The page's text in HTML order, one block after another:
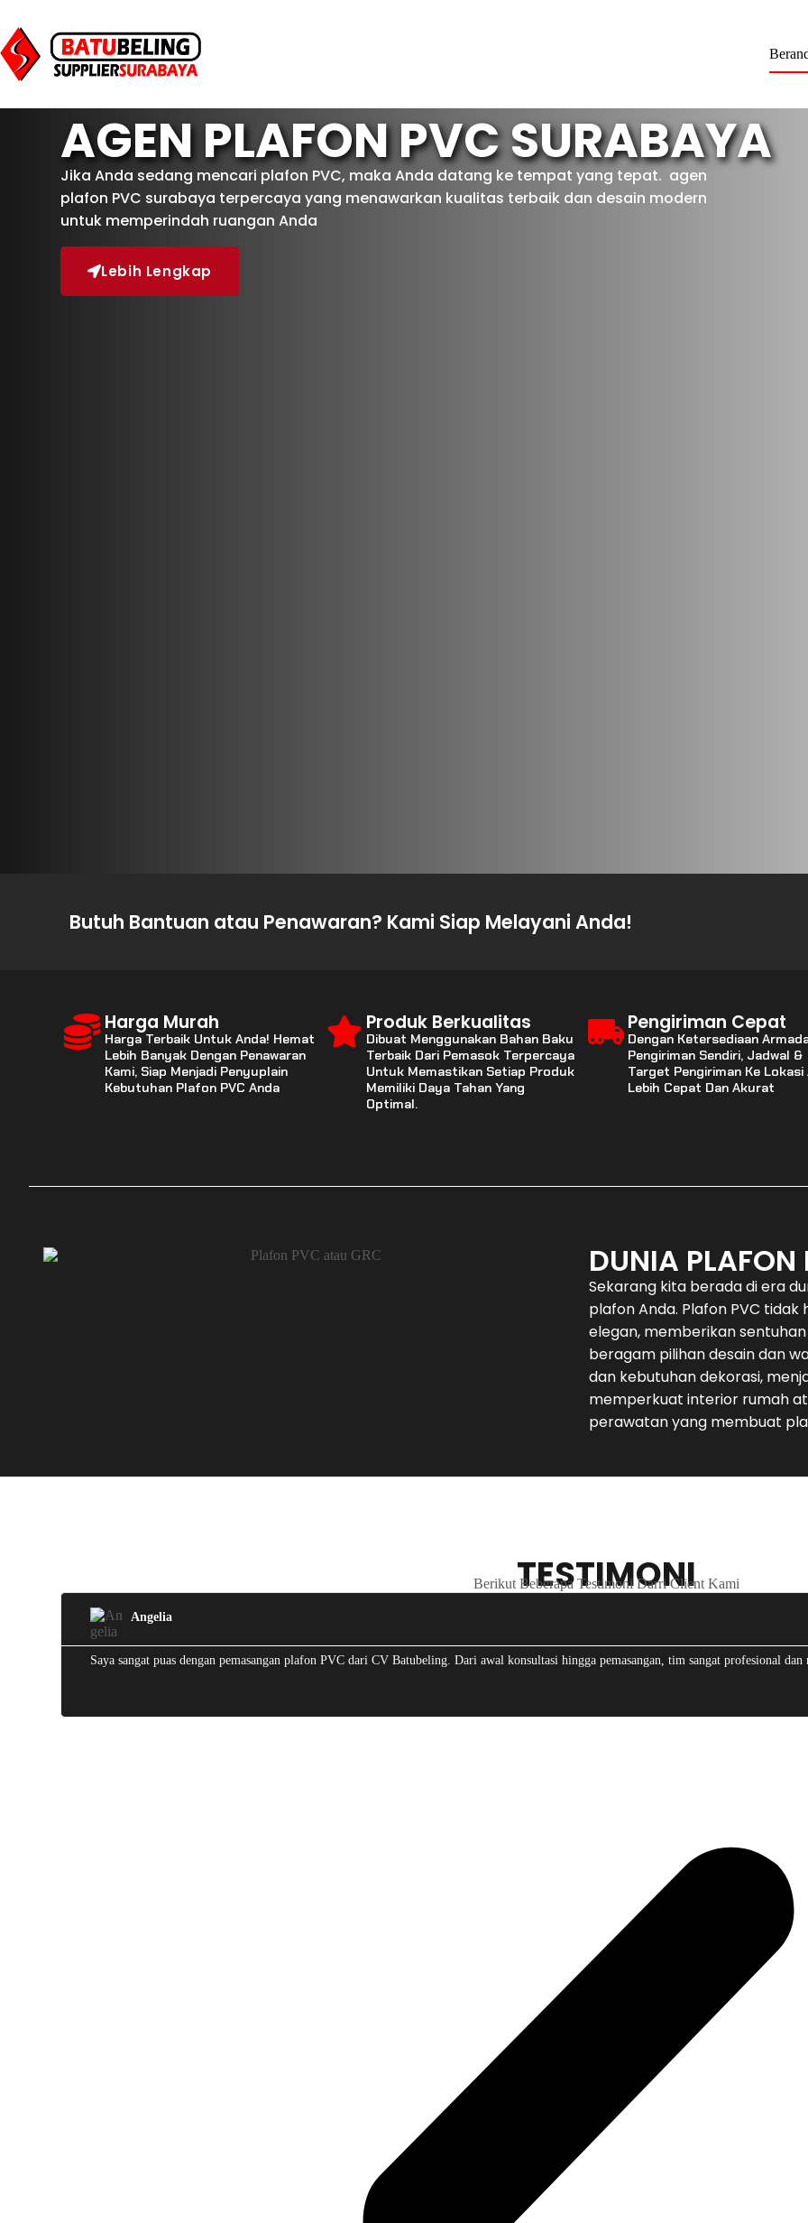
AGEN PLAFON PVC SURABAYA
Jika Anda sedang mencari plafon PVC, maka Anda datang ke tempat yang tepat. agen
plafon PVC surabaya terpercaya yang menawarkan kualitas terbaik dan desain modern
untuk memperindah ruangan Anda
Lebih Lengkap
Butuh Bantuan atau Penawaran? Kami Siap Melayani Anda!
Harga Murah
Harga Terbaik Untuk Anda! Hemat
Lebih Banyak Dengan Penawaran
Kami, Siap Menjadi Penyuplain
Kebutuhan Plafon PVC Anda
Produk Berkualitas
Dibuat Menggunakan Bahan Baku
Terbaik Dari Pemasok Terpercaya
Untuk Memastikan Setiap Produk
Memiliki Daya Tahan Yang
Optimal.
Pengiriman Cepat
Dengan Ketersediaan
Pengiriman Sendiri, Jadwal &
Target Pengiriman Ke Lokasi
Lebih Cepat Dan Akurat
DUNIA PLAFON
Sekarang kita berada di era
plafon Anda. Plafon PVC
elegan, memberikan
beragam pilihan desain dan
dan kebutuhan dekorasi,
memperkuat interior rumah
perawatan yang membuat
TESTIMONI
Berikut Beberapa Testimoni Darri Client Kami
Angelia
Saya sangat puas dengan pemasangan plafon PVC dari CV Batubeling. Dari awal konsultasi hingga pemasangan, tim sangat profesional